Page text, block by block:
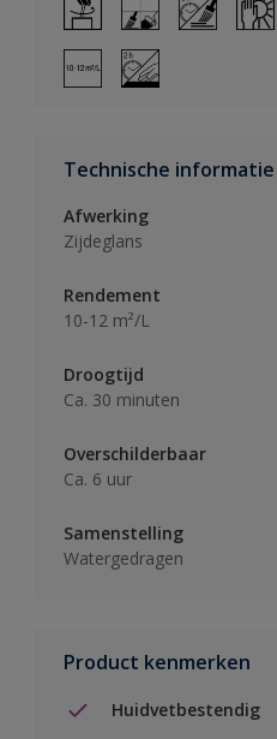
Technische informatie
Afwerking
Zijdeglans
Rendement
10-12 m²/L
Droogtijd
Ca. 30 minuten
Overschilderbaar
Ca. 6 uur
Samenstelling
Watergedragen
Product kenmerken
Huidvetbestendig